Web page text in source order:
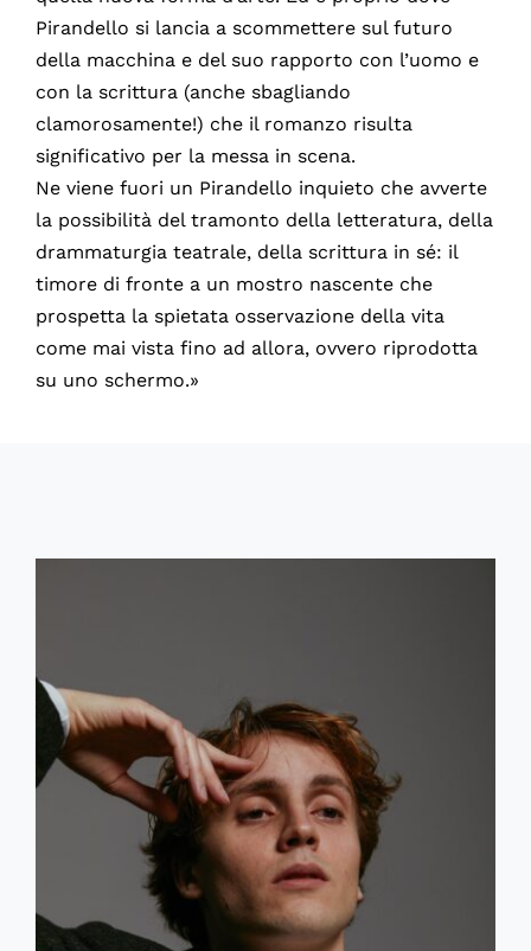
Pirandello si lancia a scommettere sul futuro
della macchina e del suo rapporto con l’uomo e
con la scrittura (anche sbagliando
clamorosamente!) che il romanzo risulta
significativo per la messa in scena.
Ne viene fuori un Pirandello inquieto che avverte
la possibilità del tramonto della letteratura, della
drammaturgia teatrale, della scrittura in sé: il
timore di fronte a un mostro nascente che
prospetta la spietata osservazione della vita
come mai vista fino ad allora, ovvero riprodotta
su uno schermo.»